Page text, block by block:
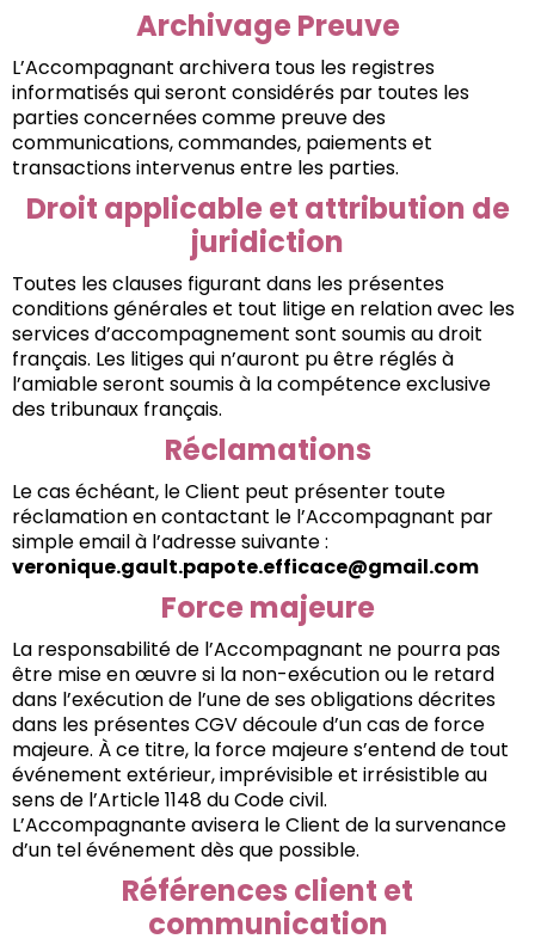
Archivage Preuve
L’Accompagnant archivera tous les registres
informatisés qui seront considérés par toutes les
parties concernées comme preuve des
communications, commandes, paiements et
transactions intervenus entre les parties.
Droit applicable et attribution de
juridiction
Toutes les clauses figurant dans les présentes
conditions générales et tout litige en relation avec les
services d’accompagnement sont soumis au droit
français. Les litiges qui n’auront pu être réglés à
l’amiable seront soumis à la compétence exclusive
des tribunaux français.
Réclamations
Le cas échéant, le Client peut présenter toute
réclamation en contactant le l’Accompagnant par
simple email à l’adresse suivante :
veronique.gault.papote.efficace@gmail.com
Force majeure
La responsabilité de l’Accompagnant ne pourra pas
être mise en œuvre si la non-exécution ou le retard
dans l’exécution de l’une de ses obligations décrites
dans les présentes CGV découle d’un cas de force
majeure. À ce titre, la force majeure s’entend de tout
événement extérieur, imprévisible et irrésistible au
sens de l’Article 1148 du Code civil.
L’Accompagnante avisera le Client de la survenance
d’un tel événement dès que possible.
Références client et
communication